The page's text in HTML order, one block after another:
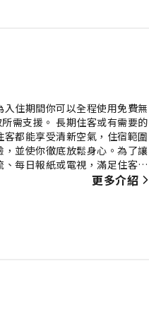
住期間你可以全程使用免費無
需支援。 長期住客或有需要的
都能享受清新空氣，住宿範圍
並使你徹底放鬆身心。為了讓
每日報紙或電視，滿足住客娛
分客房的浴室配備了齊全的浴室
更多介紹